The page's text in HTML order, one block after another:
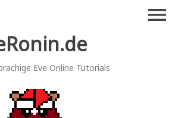
Eve Online Tutorials
menu